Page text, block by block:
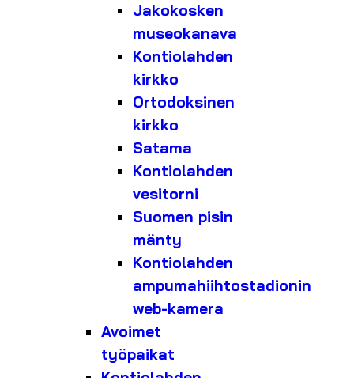
Jakokosken
museokanava
Kontiolahden
kirkko
Ortodoksinen
kirkko
Satama
Kontiolahden
vesitorni
Suomen pisin
mänty
Kontiolahden
ampumahiihtostadionin
web-kamera
Avoimet
työpaikat